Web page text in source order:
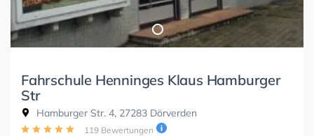
Fahrschule Henninges Klaus Hamburger
Str
Hamburger Str. 4, 27283 Dörverden
119 Bewertungen